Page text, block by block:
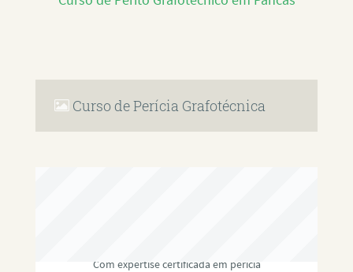
Curso de Perícia Grafotécnica
Com expertise certificada em perícia